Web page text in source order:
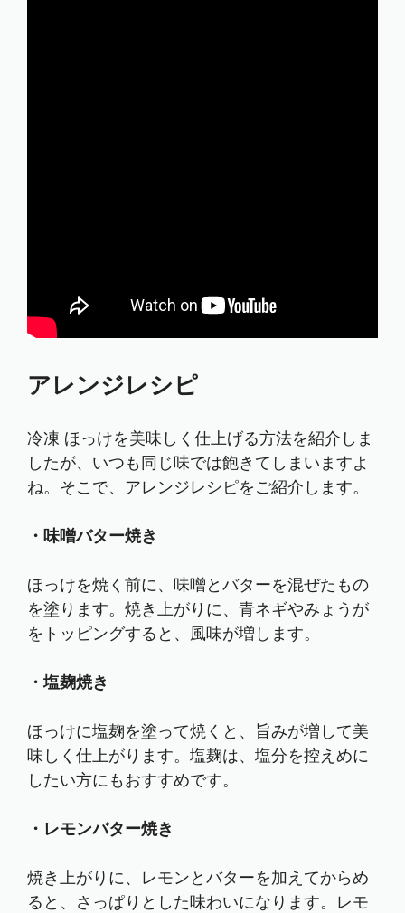
アレンジレシピ
冷凍 ほっけを美味しく仕上げる方法を紹介しま
したが、いつも同じ味では飽きてしまいますよ
ね。そこで、アレンジレシピをご紹介します。
・味噌バター焼き
ほっけを焼く前に、味噌とバターを混ぜたもの
を塗ります。焼き上がりに、青ネギやみょうが
をトッピングすると、風味が増します。
・塩麹焼き
ほっけに塩麹を塗って焼くと、旨みが増して美
味しく仕上がります。塩麹は、塩分を控えめに
したい方にもおすすめです。
・レモンバター焼き
焼き上がりに、レモンとバターを加えてからめ
ると、さっぱりとした味わいになります。レモ